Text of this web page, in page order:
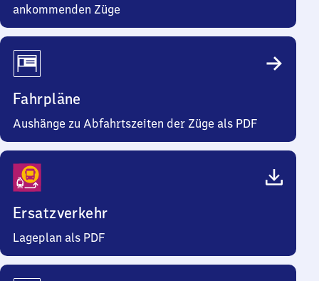
ankommenden Züge
Fahrpläne
Aushänge zu Abfahrtszeiten der Züge als PDF
Ersatzverkehr
Lageplan als PDF